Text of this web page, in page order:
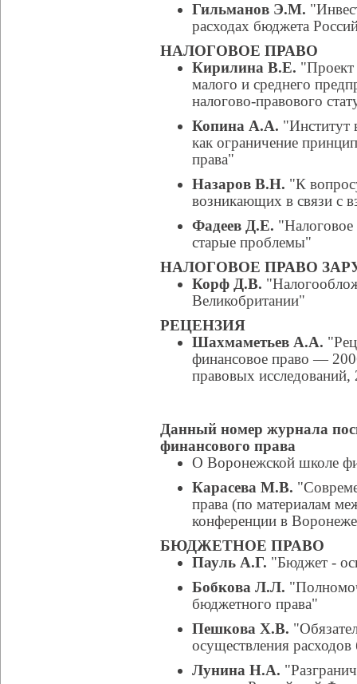
Гильманов Э.М.
расходах бюджета
НАЛОГОВОЕ ПРАВО
Кирилина В.Е. "Проект
малого и среднего
налогово-правового
Копина А.А. "Институт
как ограничение
права"
Назаров В.Н. "К
возникающих в связи с
Фадеев Д.Е.
старые проблемы"
НАЛОГОВОЕ ПРАВО
Корф Д.В.
Великобритании"
РЕЦЕНЗИЯ
Шахмаметьев А.А.
финансовое право —
правовых
Данный номер журнала
финансового права
О Воронежской школе
Карасева М.В.
права (по материалам
конференции в
БЮДЖЕТНОЕ ПРАВО
Пауль А.Г. "Бюджет -
Бобкова Л.Л.
бюджетного права"
Пешкова Х.В.
осуществления
Лунина Н.А.